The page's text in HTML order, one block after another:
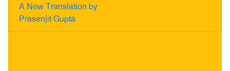
A New Translation by
Prasenjit Gupta